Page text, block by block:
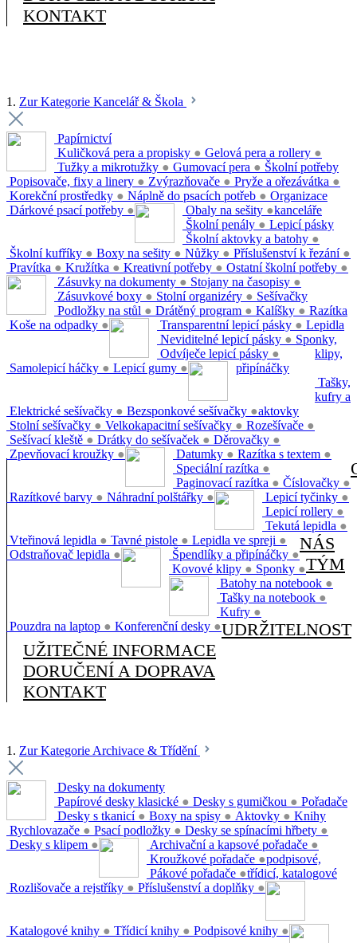
KONTAKT
1. Zur Kategorie Kancelář & Škola
Papírnictví
Kuličková pera a propisky ● Gelová pera a rollery ●
Tužky a mikrotužky ● Gumovací pera ●
Popisovače, fixy a linery ● Zvýrazňovače ● Pryže a ořezávátka ●
Korekční prostředky ● Náplně do psacích potřeb ●
Dárkové psací potřeby ●
Školní potřeby
Obaly na sešity ●
Školní penály ●
Školní aktovky a batohy ●
Školní kufříky ● Boxy na sešity ● Nůžky ● Příslušenství k řezání ●
Pravítka ● Kružítka ● Kreativní potřeby ● Ostatní školní potřeby ●
Organizace
kanceláře
Zásuvky na dokumenty ● Stojany na časopisy ●
Zásuvkové boxy ● Stolní organizéry ●
Podložky na stůl ● Drátěný program ● Kalíšky ●
Koše na odpadky ●
Lepicí pásky
Transparentní lepicí pásky ●
Neviditelné lepicí pásky ●
Odvíječe lepicí pásky ●
Samolepicí háčky ● Lepicí gumy ●
Sešívačky
Elektrické sešívačky ● Bezsponkové sešívačky ●
Stolní sešívačky ● Velkokapacitní sešívačky ● Rozešívače ●
Sešívací kleště ● Drátky do sešívaček ● Děrovačky ●
Zpevňovací kroužky ●
Razítka
Datumky ● Razítka s textem ●
Speciální razítka ●
Paginovací razítka ● Číslovačky ●
Razítkové barvy ● Náhradní polštářky ●
Lepidla
Lepicí tyčinky ●
Lepicí rollery ●
Tekutá lepidla ●
Vteřinová lepidla ● Tavné pistole ● Lepidla ve spreji ●
Odstraňovač lepidla ●
Sponky,
klipy,
připínáčky
Špendlíky a připínáčky ●
Kovové klipy ● Sponky ●
Tašky,
kufry a
aktovky
Batohy na notebook ●
Tašky na notebook ●
Kufry ●
Pouzdra na laptop ● Konferenční desky ●
NÁS
TÝM
UDRŽITELNOST
UŽITEČNÉ INFORMACE
DORUČENÍ A DOPRAVA
KONTAKT
1. Zur Kategorie Archivace & Třídění
Desky na dokumenty
Papírové desky klasické ● Desky s gumičkou ●
Desky s tkanicí ● Boxy na spisy ● Aktovky ●
Rychlovazače ● Psací podložky ● Desky se spínacími hřbety ●
Desky s klipem ●
Pořadače
Archivační a kapsové pořadače ●
Kroužkové pořadače ●
Pákové pořadače ●
Rozlišovače a rejstříky ● Příslušenství a doplňky ●
Knihy
podpisové,
třídicí, katalogové
Katalogové knihy ● Třídicí knihy ● Podpisové knihy ●